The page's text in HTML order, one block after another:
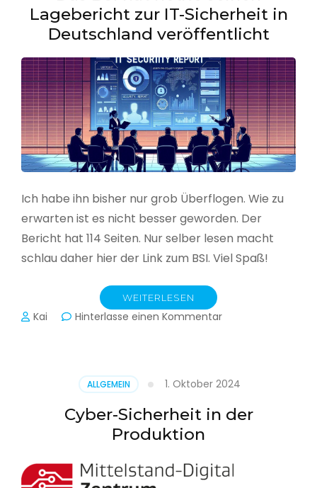
Lagebericht zur IT-Sicherheit in
Deutschland veröffentlicht
Ich habe ihn bisher nur grob Überflogen. Wie zu
erwarten ist es nicht besser geworden. Der
Bericht hat 114 Seiten. Nur selber lesen macht
schlau daher hier der Link zum BSI. Viel Spaß!
WEITERLESEN
Kai Hinterlasse einen Kommentarzu
seinen
Lagebericht
zur
in
Deutschland
ALLGEMEIN 1. Oktober 2024
Cyber-Sicherheit in der
Produktion